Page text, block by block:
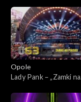
zespołu Lady Pank
Opole
Lady Pank – „Zamki na
45-lecia zespołu